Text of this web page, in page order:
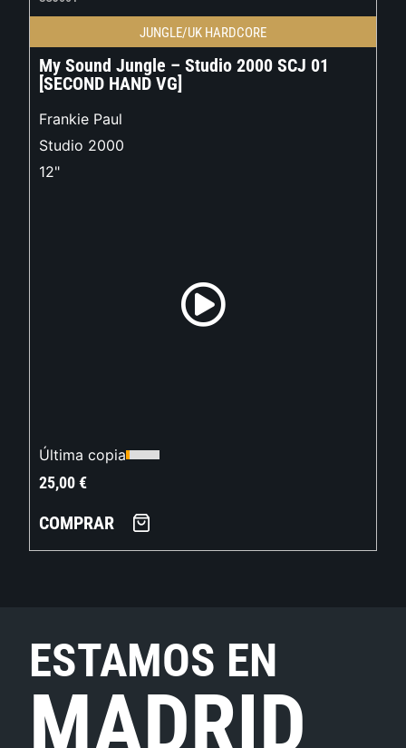
JUNGLE/UK HARDCORE
My Sound Jungle – Studio 2000 SCJ 01
[SECOND HAND VG]
Frankie Paul
Studio 2000
12"
Última copia
25,00€
COMPRAR
ESTAMOS EN
MADRID